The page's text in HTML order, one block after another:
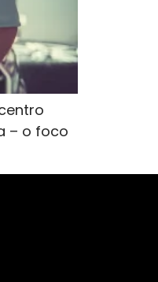
– o foco